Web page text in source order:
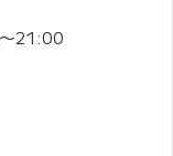
21:00